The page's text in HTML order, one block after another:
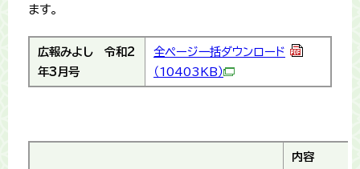
ます。
広報みよし 令和2
年3月号
全ページ一括ダウンロード
（10403KB）
内容